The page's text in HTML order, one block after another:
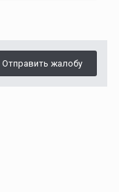
Отправить жалобу